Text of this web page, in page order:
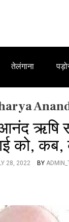
तेलंगाना
ऋषि
को,
28, 2022 BY